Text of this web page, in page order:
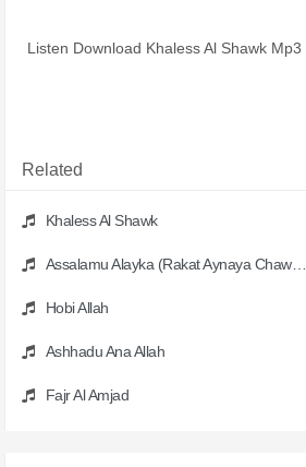
Listen Download Khaless Al Shawk
Related
Khaless Al Shawk
Assalamu Alayka (Rakat Aynaya Chawkan)
Hobi Allah
Ashhadu Ana Allah
Fajr Al Amjad